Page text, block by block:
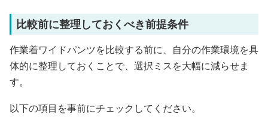
比較前に整理しておくべき前提条件
作業着ワイドパンツを比較する前に、自分の作業環境を具
体的に整理しておくことで、選択ミスを大幅に減らせま
す。
以下の項目を事前にチェックしてください。